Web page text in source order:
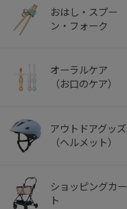
おはし・スプー
ン・フォーク
オーラルケア
（お口のケア）
アウトドアグッズ
（ヘルメット）
ショッピングカー
ト